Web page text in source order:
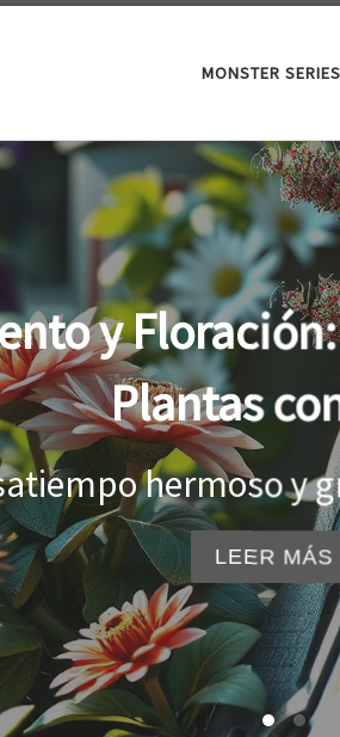
MONSTER
la clave
tus
interior, es
...
LEER MÁS